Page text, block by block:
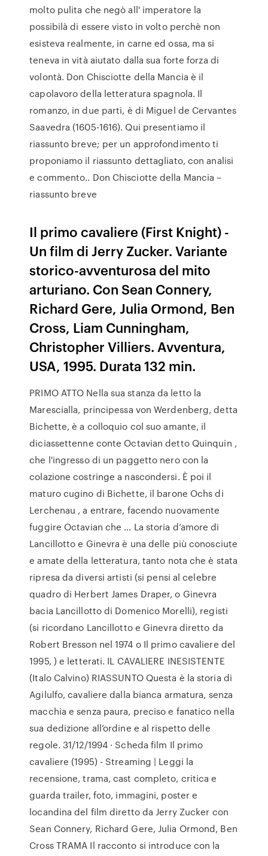
molto pulita che negò all' imperatore la
possibilà di essere visto in volto perchè non
esisteva realmente, in carne ed ossa, ma si
teneva in vità aiutato dalla sua forte forza di
volontà. Don Chisciotte della Mancia è il
capolavoro della letteratura spagnola. Il
romanzo, in due parti, è di Miguel de Cervantes
Saavedra (1605-1616). Qui presentiamo il
riassunto breve; per un approfondimento ti
proponiamo il riassunto dettagliato, con analisi
e commento.. Don Chisciotte della Mancia –
riassunto breve
Il primo cavaliere (First Knight) -
Un film di Jerry Zucker. Variante
storico-avventurosa del mito
arturiano. Con Sean Connery,
Richard Gere, Julia Ormond, Ben
Cross, Liam Cunningham,
Christopher Villiers. Avventura,
USA, 1995. Durata 132 min.
PRIMO ATTO Nella sua stanza da letto la
Marescialla, principessa von Werdenberg, detta
Bichette, è a colloquio col suo amante, il
diciassettenne conte Octavian detto Quinquin ,
che l'ingresso di un paggetto nero con la
colazione costringe a nascondersi. È poi il
maturo cugino di Bichette, il barone Ochs di
Lerchenau , a entrare, facendo nuovamente
fuggire Octavian che … La storia d’amore di
Lancillotto e Ginevra è una delle più conosciute
e amate della letteratura, tanto nota che è stata
ripresa da diversi artisti (si pensi al celebre
quadro di Herbert James Draper, o Ginevra
bacia Lancillotto di Domenico Morelli), registi
(si ricordano Lancillotto e Ginevra diretto da
Robert Bresson nel 1974 o Il primo cavaliere del
1995, ) e letterati. IL CAVALIERE INESISTENTE
(Italo Calvino) RIASSUNTO Questa è la storia di
Agilulfo, cavaliere dalla bianca armatura, senza
macchia e senza paura, preciso e fanatico nella
sua dedizione all’ordine e al rispetto delle
regole. 31/12/1994 · Scheda film Il primo
cavaliere (1995) - Streaming | Leggi la
recensione, trama, cast completo, critica e
guarda trailer, foto, immagini, poster e
locandina del film diretto da Jerry Zucker con
Sean Connery, Richard Gere, Julia Ormond, Ben
Cross TRAMA Il racconto si introduce con la